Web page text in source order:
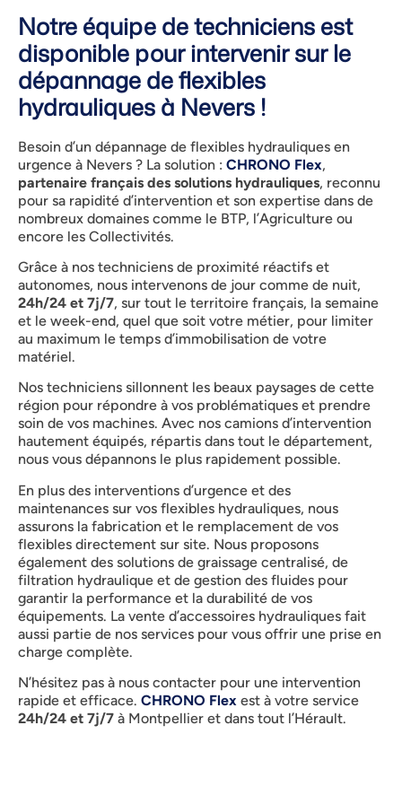
Notre équipe de techniciens est
disponible pour intervenir sur le
dépannage de flexibles
hydrauliques à Nevers !
Besoin d’un dépannage de flexibles hydrauliques en
urgence à Nevers ? La solution : CHRONO Flex,
partenaire français des solutions hydrauliques, reconnu
pour sa rapidité d’intervention et son expertise dans de
nombreux domaines comme le BTP, l’Agriculture ou
encore les Collectivités.
Grâce à nos techniciens de proximité réactifs et
autonomes, nous intervenons de jour comme de nuit,
24h/24 et 7j/7, sur tout le territoire français, la semaine
et le week-end, quel que soit votre métier, pour limiter
au maximum le temps d’immobilisation de votre
matériel.
Nos techniciens sillonnent les beaux paysages de cette
région pour répondre à vos problématiques et prendre
soin de vos machines. Avec nos camions d’intervention
hautement équipés, répartis dans tout le département,
nous vous dépannons le plus rapidement possible.
En plus des interventions d’urgence et des
maintenances sur vos flexibles hydrauliques, nous
assurons la fabrication et le remplacement de vos
flexibles directement sur site. Nous proposons
également des solutions de graissage centralisé, de
filtration hydraulique et de gestion des fluides pour
garantir la performance et la durabilité de vos
équipements. La vente d’accessoires hydrauliques fait
aussi partie de nos services pour vous offrir une prise en
charge complète.
N’hésitez pas à nous contacter pour une intervention
rapide et efficace. CHRONO Flex est à votre service
24h/24 et 7j/7 à Montpellier et dans tout l’Hérault.